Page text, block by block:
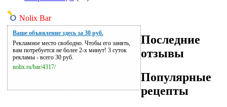
Nolix Bar
Ваше объявление здесь за 30 руб.
Рекламное место свободно. Чтобы его занять,
вам потребуется не более 2-х минут! 3 суток
рекламы - всего 30 руб.
nolix.ru/bar/4317/
Последние
отзывы
Популярные
рецепты